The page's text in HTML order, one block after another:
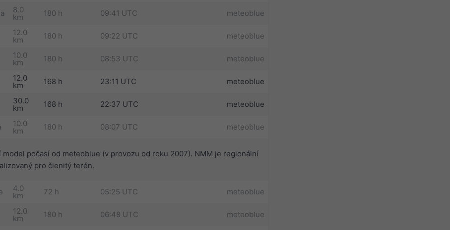
8.0
km 180 h 09:41 UTC meteoblue
12.0
km 180 h 09:22 UTC meteoblue
10.0
km 180 h 08:53 UTC meteoblue
12.0
km 168 h 23:11 UTC meteoblue
30.0
km 168 h 22:37 UTC meteoblue
10.0
km 180 h 08:07 UTC meteoblue
model počasí od meteoblue (v provozu od roku 2007). NMM je regionální
pro členitý terén.
4.0
km 72 h 05:25 UTC meteoblue
12.0
km 180 h 06:48 UTC meteoblue